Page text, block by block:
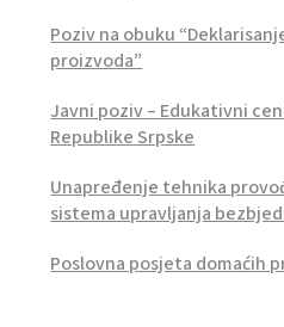
Poziv na obuku
proizvoda”
Javni poziv – Edukativni
Republike Srpske
Unapređenje tehnika
sistema upravljanja
Poslovna posjeta domaćih